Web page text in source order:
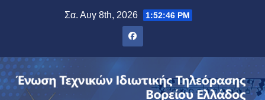
Σα. Αυγ 8th, 2026 1:52:47 PM